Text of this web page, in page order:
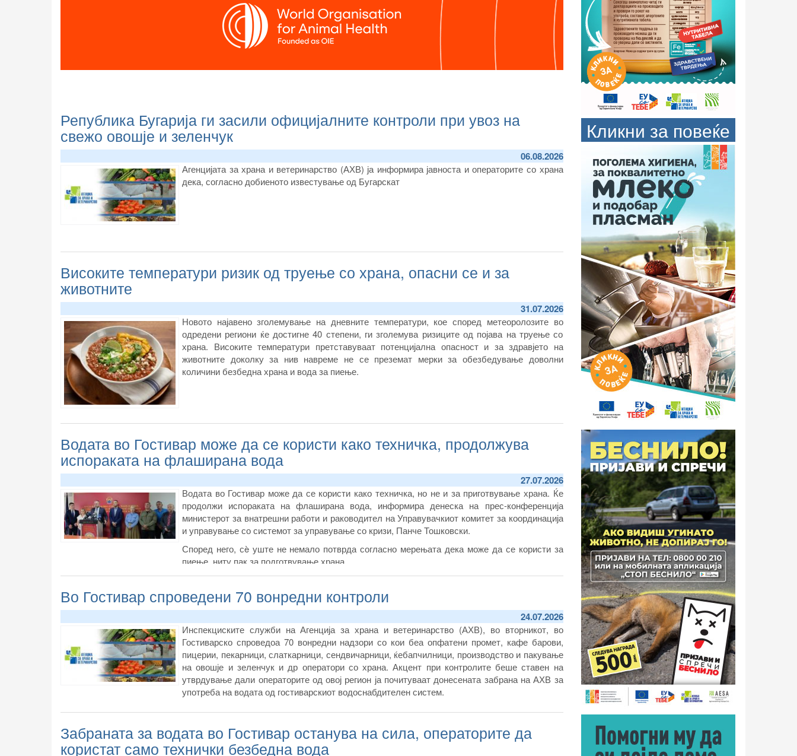
Република Бугарија ги засили официјалните контроли при увоз на
свежо овошје и зеленчук
06.08.2026
Агенцијата за храна и ветеринарство (АХВ) ја информира јавноста и операторите со храна
дека, согласнодобиеното известување од Бугарскат
Високите температури ризик од труење со храна, опасни се и за
животните
31.07.2026
Новото најавено зголемување на дневните температури, кое според метеоролозите во
одредени региони ќе достигне 40 степени, ги зголемува ризиците од појава на труење со
храна. Високите температури претставуваат потенцијална опасност и за здравјето на
животните доколку за нив навреме не се преземат мерки за обезбедување доволни
количини безбедна храна и вода за пиење.
Водата во Гостивар може да се користи како техничка, продолжува
испораката на флаширана вода
27.07.2026
Водата во Гостивар може да се користи како техничка, но не и за приготвување храна. Ќе
продолжи испораката на флаширана вода, информира денеска на прес-конференција
министерот за внатрешни работи и раководител на Управувачкиот комитет за координација
и управување со системот за управување со кризи, Панче Тошковски.
Според него, сè уште не немало потврда согласно мерењата дека може да се користи за
пиење, ниту пак за подготвување храна.
Во Гостивар спроведени 70 вонредни контроли
24.07.2026
Инспекциските служби на Агенција за храна и ветеринарство (АХВ), во вторникот, во
Гостиварско спроведоа 70 вонредни надзори со кои беа опфатени промет, кафе барови,
пицерии, пекарници, слаткарници, сендвичарници, ќебапчилници, производство и пакување
на овошје и зеленчук и др оператори со храна. Акцент при контролите беше ставен на
утврдување дали операторите од овој регион ја почитуваат донесената забрана на АХВ за
употреба на водата од гостиварскиот водоснабдителен систем.
Забраната за водата во Гостивар останува на сила, операторите да
користат само технички безбедна вода
Кликни за повеќе